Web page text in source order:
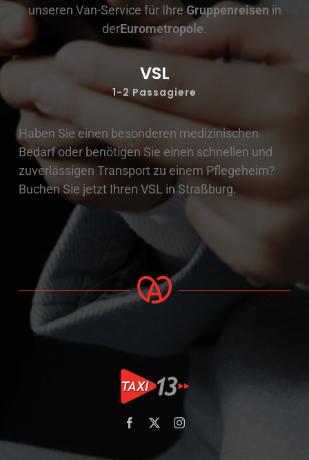
unseren Van-Service für IhreGruppenreisen in
derEurometropole.
VSL
1-2 Passagiere
Haben Sie einen besonderen medizinischen
Bedarf oder benötigen Sie einen schnellen und
zuverlässigen Transport zu einem Pflegeheim?
Buchen Sie jetzt Ihren VSL in Straßburg.